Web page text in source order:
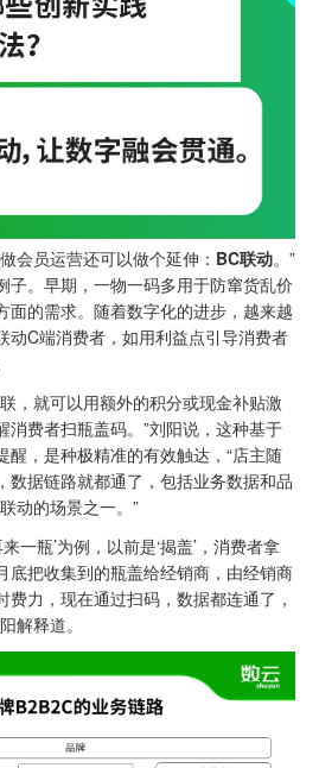
会员运营还可以做个延伸： BC联动。”
子。早期，一物一码多用于防窜货乱价
面的需求。随着数字化的进步，越来越
动C端消费者，如用利益点引导消费者
，就可以用额外的积分或现金补贴激
消费者扫瓶盖码。”刘阳说，这种基于
醒，是种极精准的有效触达，“店主随
数据链路就都通了，包括业务数据和品
动的场景之一。”
来一瓶’为例，以前是‘揭盖’，消费者拿
底把收集到的瓶盖给经销商，由经销商
力，现在通过扫码，数据都连通了，
解释道。